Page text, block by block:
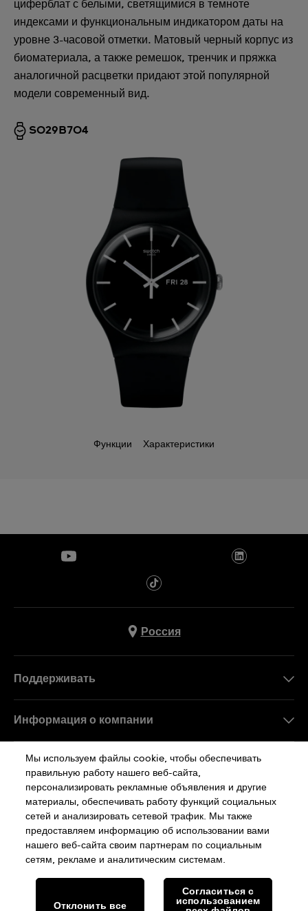
циферблат с белыми, светящимися в темноте
индексами и функциональным индикатором даты на
уровне 3-часовой отметки. Матовый черный корпус из
биоматериала, а также ремешок, тренчик и пряжка
аналогичной расцветки придают этой популярной
модели современный вид.
SO29B704
Функции Характеристики
Россия
Поддерживать
Информация о компании
Работа в Swatch
Sitemap
Политика Конфиденциальности
Cookie Notice Условия Использования
SWISS MADE
Мы используем файлы cookie, чтобы обеспечивать
правильную работу нашего веб-сайта,
персонализировать рекламные объявления и другие
материалы, обеспечивать работу функций социальных
сетей и анализировать сетевой трафик. Мы также
предоставляем информацию об использовании вами
нашего веб-сайта своим партнерам по социальным
сетям, рекламе и аналитическим системам.
Отклонить все
Согласиться с
использованием